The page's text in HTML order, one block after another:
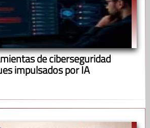
de ciberseguridad
impulsados por IA